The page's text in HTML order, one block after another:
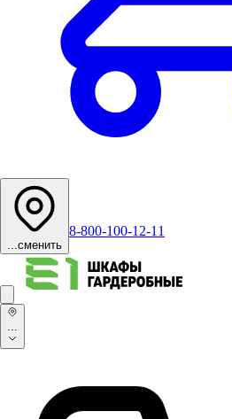
...сменить
8-800-100-12-11
...